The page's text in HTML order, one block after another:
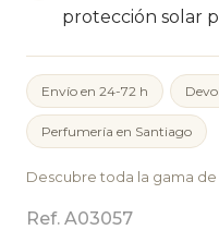
protección solar
Envío en 24-72 h
Perfumería en Santiago
Descubre toda la gama de
Ref. A03057